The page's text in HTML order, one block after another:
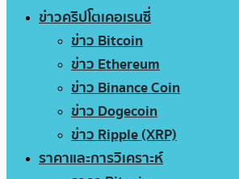
ข่าวคริปโตเคอเรนซี่
ข่าว Bitcoin
ข่าว Ethereum
ข่าว Binance Coin
ข่าว Dogecoin
ข่าว Ripple (XRP)
ราคาและการวิเคราะห์